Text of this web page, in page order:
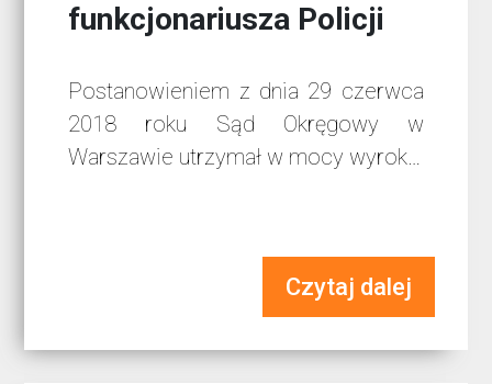
funkcjonariusza Policji
Postanowieniem z dnia 29 czerwca
2018 roku Sąd Okręgowy w
Warszawie utrzymał w mocy wyrok…
Czytaj dalej